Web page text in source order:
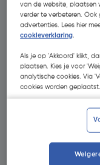
€ 9,72 | Excl.
van de website, plaatsen
verder te verbeteren. Ook
advertenties. Lees hier
cookieverklaring.
Als je op 'Akkoord' klikt,
plaatsen. Kies je voor
analytische cookies. Via
cookies worden